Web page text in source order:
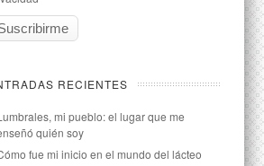
RECIENTES
mi pueblo: el lugar que me
quién soy
fue mi inicio en el mundo del lácteo